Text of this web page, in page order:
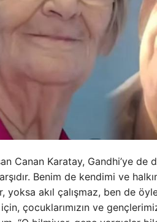
Canan Karatay, Gandhi’ye de
Benim de kendimi ve
yoksa akıl çalışmaz, ben de
çocuklarımızın ve